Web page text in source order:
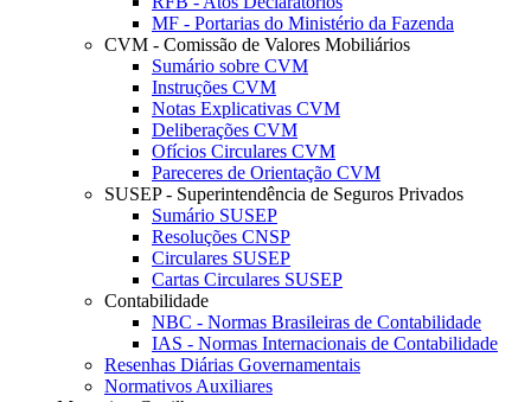
MF - Portarias do Ministério da Fazenda
CVM - Comissão de Valores Mobiliários
Sumário sobre CVM
Instruções CVM
Notas Explicativas CVM
Deliberações CVM
Ofícios Circulares CVM
Pareceres de Orientação CVM
SUSEP - Superintendência de Seguros Privados
Sumário SUSEP
Resoluções CNSP
Circulares SUSEP
Cartas Circulares SUSEP
Contabilidade
NBC - Normas Brasileiras de Contabilidade
IAS - Normas Internacionais de Contabilidade
Resenhas Diárias Governamentais
Normativos Auxiliares